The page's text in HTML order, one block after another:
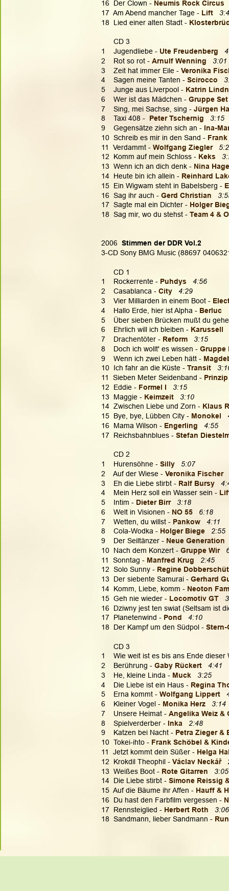
16  Der Clown - Neumis Rock Circus
17  Am Abend mancher Tage - Lift
18  Lied einer alten Stadt -
      CD 3
1    Jugendliebe - Ute Freudenberg
2    Rot so rot - Arnulf Wenning
3:01
3    Zeit hat immer Eile - Veronika
4    Sagen meine Tanten - Scirocco
5    Junge aus Liverpool - Katrin
6    Wer ist das Mädchen - Gruppe
7    Sing, mei Sachse, sing - Jürgen
8    Taxi 408 - Peter Tschernig
3:15
9    Gegensätze ziehn sich an - Ina-
10  Schreib es mir in den Sand -
11  Verdammt - Wolfgang Ziegler
12  Komm auf mein Schloss - Keks
13  Wenn ich an dich denk - Nina
14  Heute bin ich allein - Reinhard
15  Ein Wigwam steht in Babelsberg -
16  Sag ihr auch - Gerd Christian
17  Sagte mal ein Dichter - Holger
18  Sag mir, wo du stehst - Team 4 &
2006 Stimmen der DDR Vol.2
3-CD Sony BMG Music (88697
      CD 1
1    Rockerrente - Puhdys
4:56
2    Casablanca - City
4:29
3    Vier Milliarden in einem Boot -
4    Hallo Erde, hier ist Alpha - Berluc
5    Über sieben Brücken mußt du
6    Ehrlich will ich bleiben - Karussell
7    Drachentöter - Reform
3:15
8    Doch ich wollt' es wissen - Gruppe
9    Wenn ich zwei Leben hätt -
10  Ich fahr an die Küste - Transit
11  Sieben Meter Seidenband -
12  Eddie - Formel I
3:15
13  Maggie - Keimzeit
3:10
14  Zwischen Liebe und Zorn - Klaus
15  Bye, bye, Lübben City - Monokel
16  Mama Wilson - Engerling
4:55
17  Reichsbahnblues - Stefan
      CD 2
1    Hurensöhne - Silly
5:07
2    Auf der Wiese - Veronika Fischer
3    Eh die Liebe stirbt - Ralf Bursy
4    Mein Herz soll ein Wasser sein -
5    Intim - Dieter Birr
3:18
6    Welt in Visionen - NO 55
6:18
7    Wetten, du willst - Pankow
4:11
8    Cola-Wodka - Holger Biege
2:55
9    Der Seiltänzer - Neue Generation
10  Nach dem Konzert - Gruppe Wir
11  Sonntag - Manfred Krug 2:45
12  Solo Sunny - Regine
13  Der siebente Samurai - Gerhard
14  Komm, Liebe, komm - Neoton
15  Geh nie wieder - Locomotiv GT
16  Dziwny jest ten swiat (Seltsam ist
17  Planetenwind - Pond
4:10
18  Der Kampf um den Südpol - Stern-
      CD 3
1    Wie weit ist es bis ans Ende dieser
2    Berührung - Gaby Rückert
4:41
3    He, kleine Linda - Muck
3:25
4    Die Liebe ist ein Haus - Regina
5    Erna kommt - Wolfgang Lippert
6    Kleiner Vogel - Monika Herz
3:14
7    Unsere Heimat - Angelika Weiz &
8    Spielverderber - Inka
2:48
9    Katzen bei Nacht - Petra Zieger &
10  Tokei-ihto - Frank Schöbel &
11  Jetzt kommt dein Süßer - Helga
12  Krokdil Theophil - Václav Neckář
13  Weißes Boot - Rote Gitarren
3:05
14  Die Liebe stirbt - Simone Reissig
15  Auf die Bäume ihr Affen - Hauff &
16  Du hast den Farbfilm vergessen -
17  Rennsteiglied - Herbert Roth
3:06
18  Sandmann, lieber Sandmann -